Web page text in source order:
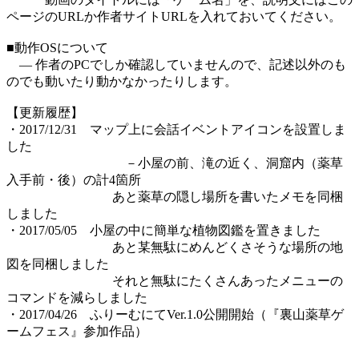
ページのURLか作者サイトURLを入れておいてください。
■動作OSについて
― 作者のPCでしか確認していませんので、記述以外のも
のでも動いたり動かなかったりします。
【更新履歴】
・2017/12/31 マップ上に会話イベントアイコンを設置しま
した
－小屋の前、滝の近く、洞窟内（薬草
入手前・後）の計4箇所
あと薬草の隠し場所を書いたメモを同梱
しました
・2017/05/05 小屋の中に簡単な植物図鑑を置きました
あと某無駄にめんどくさそうな場所の地
図を同梱しました
それと無駄にたくさんあったメニューの
コマンドを減らしました
・2017/04/26 ふりーむにてVer.1.0公開開始（『裏山薬草ゲ
ームフェス』参加作品）